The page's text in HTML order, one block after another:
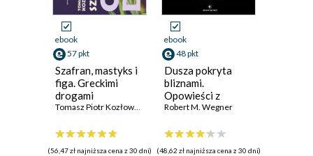
ebook
57 pkt
Szafran, mastyks i
figa. Greckimi
drogami
(56,47 zł najniższa cena z 30 dni)
ebook
48 pkt
Dusza pokryta
bliznami.
Opowieści z
meekhańskiego
Robert M. Wegner
(48,62 zł najniższa cena z 30 dni)